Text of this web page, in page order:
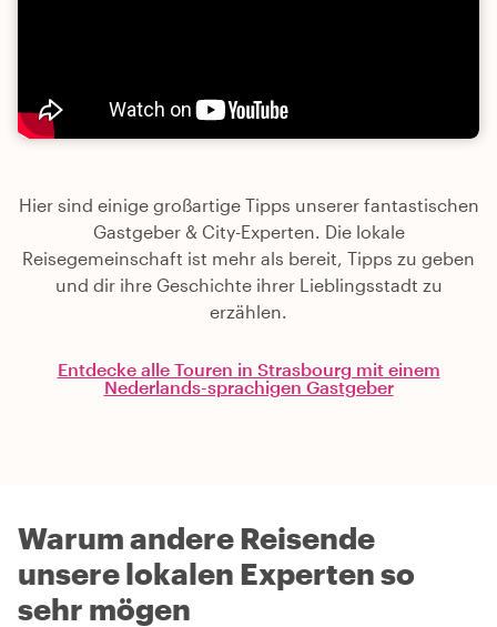
Hier sind einige großartige Tipps unserer fantastischen
Gastgeber & City-Experten. Die lokale
Reisegemeinschaft ist mehr als bereit, Tipps zu geben
und dir ihre Geschichte ihrer Lieblingsstadt zu
erzählen.
Entdecke alle Touren in Strasbourg mit einem
Nederlands-sprachigen Gastgeber
Warum andere Reisende
unsere lokalen Experten so
sehr mögen